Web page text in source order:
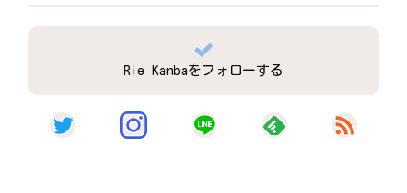
Rie Kanbaをフォローする